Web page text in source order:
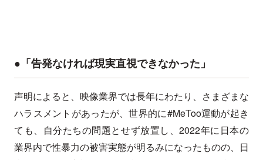
●「告発なければ現実直視できなかった」
声明によると、映像業界では長年にわたり、さまざまな
ハラスメントがあったが、世界的に#MeToo運動が起き
ても、自分たちの問題とせず放置し、2022年に日本の
業界内で性暴力の被害実態が明るみになったものの、日